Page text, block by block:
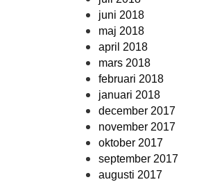
juni 2018
maj 2018
april 2018
mars 2018
februari 2018
januari 2018
december 2017
november 2017
oktober 2017
september 2017
augusti 2017